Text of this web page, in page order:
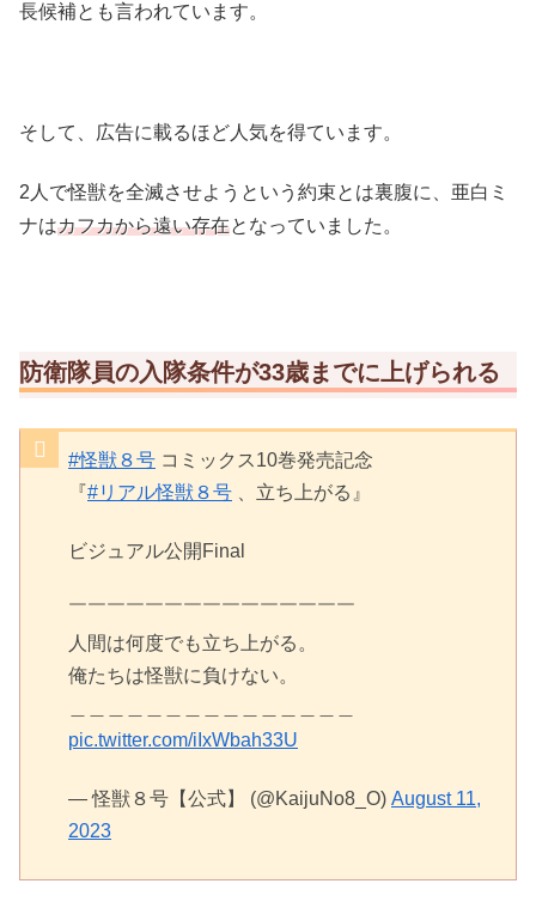
長候補とも言われています。
そして、広告に載るほど人気を得ています。
2人で怪獣を全滅させようという約束とは裏腹に、亜白ミ
ナはカフカから遠い存在となっていました。
防衛隊員の入隊条件が33歳までに上げられる
#怪獣８号 コミックス10巻発売記念
『#リアル怪獣８号 、立ち上がる』
ビジュアル公開Final
￣￣￣￣￣￣￣￣￣￣￣￣￣￣￣
人間は何度でも立ち上がる。
俺たちは怪獣に負けない。
pic.twitter.com/iIxWbah33U
— 怪獣８号【公式】 (@KaijuNo8_O) August 11,
2023